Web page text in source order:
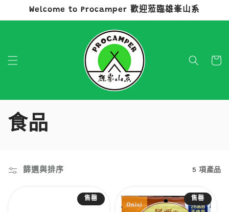
跳至內容
Welcome to Procamper 歡迎蒞臨雄峯山系
物
商
系
食品
篩選與排序 5 項產品
售罄 售罄